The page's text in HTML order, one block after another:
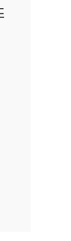
페이지